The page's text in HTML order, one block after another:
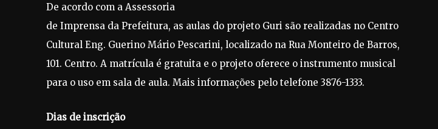
De acordo com a Assessoria
de Imprensa da Prefeitura, as aulas do projeto Guri são realizadas no Centro
Cultural Eng. Guerino Mário Pescarini, localizado na Rua Monteiro de Barros,
101. Centro. A matrícula é gratuita e o projeto oferece o instrumento musical
para o uso em sala de aula. Mais informações pelo telefone 3876-1333.
Dias de inscrição